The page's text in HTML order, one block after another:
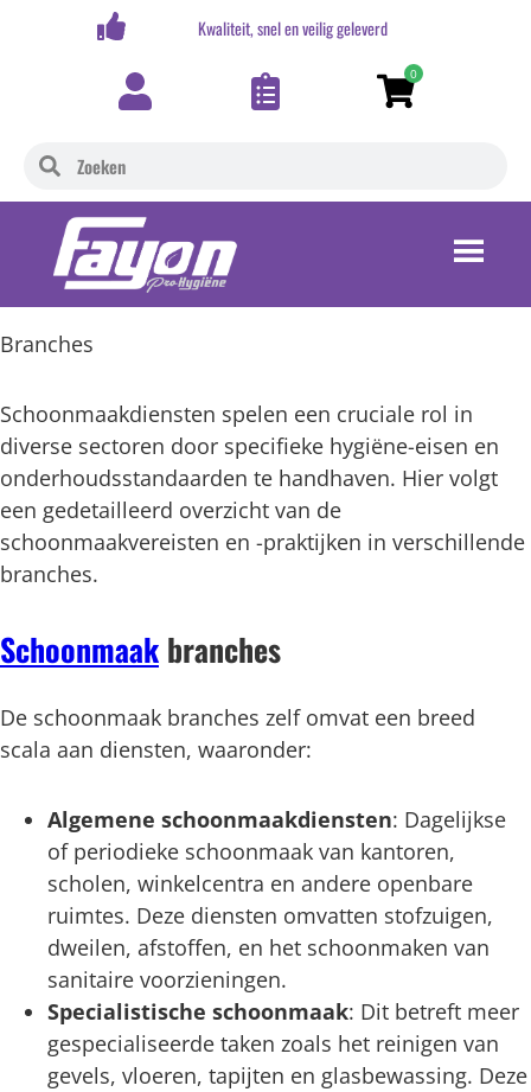
Kwaliteit, snel en veilig geleverd
0
Branches
Schoonmaakdiensten spelen een cruciale rol in
diverse sectoren door specifieke hygiëne-eisen en
onderhoudsstandaarden te handhaven. Hier volgt
een gedetailleerd overzicht van de
schoonmaakvereisten en -praktijken in verschillende
branches.
Schoonmaak branches
De schoonmaak branches zelf omvat een breed
scala aan diensten, waaronder:
Algemene schoonmaakdiensten: Dagelijkse
of periodieke schoonmaak van kantoren,
scholen, winkelcentra en andere openbare
ruimtes. Deze diensten omvatten stofzuigen,
dweilen, afstoffen, en het schoonmaken van
sanitaire voorzieningen.
Specialistische schoonmaak: Dit betreft meer
gespecialiseerde taken zoals het reinigen van
gevels, vloeren, tapijten en glasbewassing. Deze